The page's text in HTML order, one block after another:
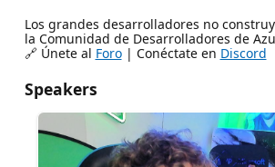
Los grandes desarrolladores no
la Comunidad de Desarrolladores de
🔗 Únete al Foro| Conéctate en Discord
Speakers